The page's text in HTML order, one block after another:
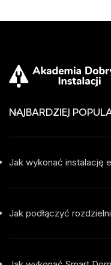
NAJBARDZIEJ
Jak wykonać instalację
Jak podłączyć